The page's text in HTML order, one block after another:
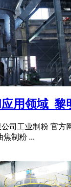
用领域_
司工业制粉 官方
焦制粉 ...